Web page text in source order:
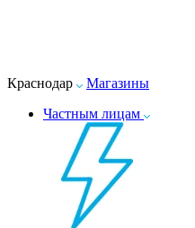
Краснодар
Магазины
Частным лицам